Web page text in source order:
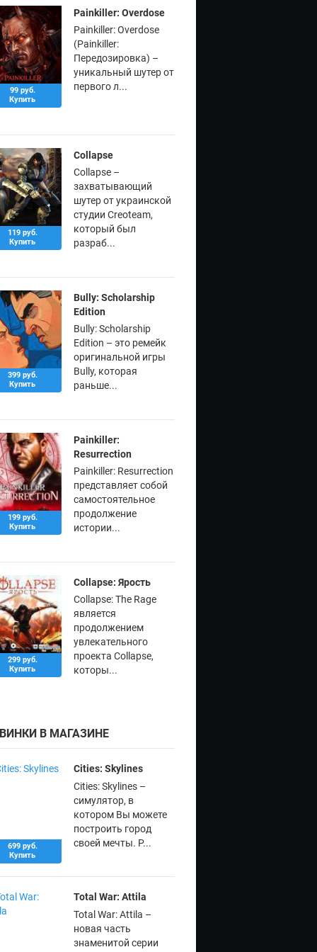
99 руб.
Купить
Painkiller: Overdose
Painkiller: Overdose
(Painkiller:
Передозировка) –
уникальный шутер от
первого л...
119 руб.
Купить
Collapse
Collapse –
захватывающий
шутер от украинской
студии Creoteam,
который был
разраб...
399 руб.
Купить
Bully: Scholarship
Edition
Bully: Scholarship
Edition – это ремейк
оригинальной игры
Bully, которая
раньше...
199 руб.
Купить
Painkiller:
Resurrection
Painkiller: Resurrection
представляет собой
самостоятельное
продолжение
истории...
299 руб.
Купить
Collapse: Ярость
Collapse: The Rage
является
продолжением
увлекательного
проекта Collapse,
которы...
В МАГАЗИНЕ
699 руб.
Купить
Cities: Skylines
Cities: Skylines –
симулятор, в
котором Вы можете
построить город
своей мечты. Р...
Total War: Attila
Total War: Attila –
новая часть
знаменитой серии